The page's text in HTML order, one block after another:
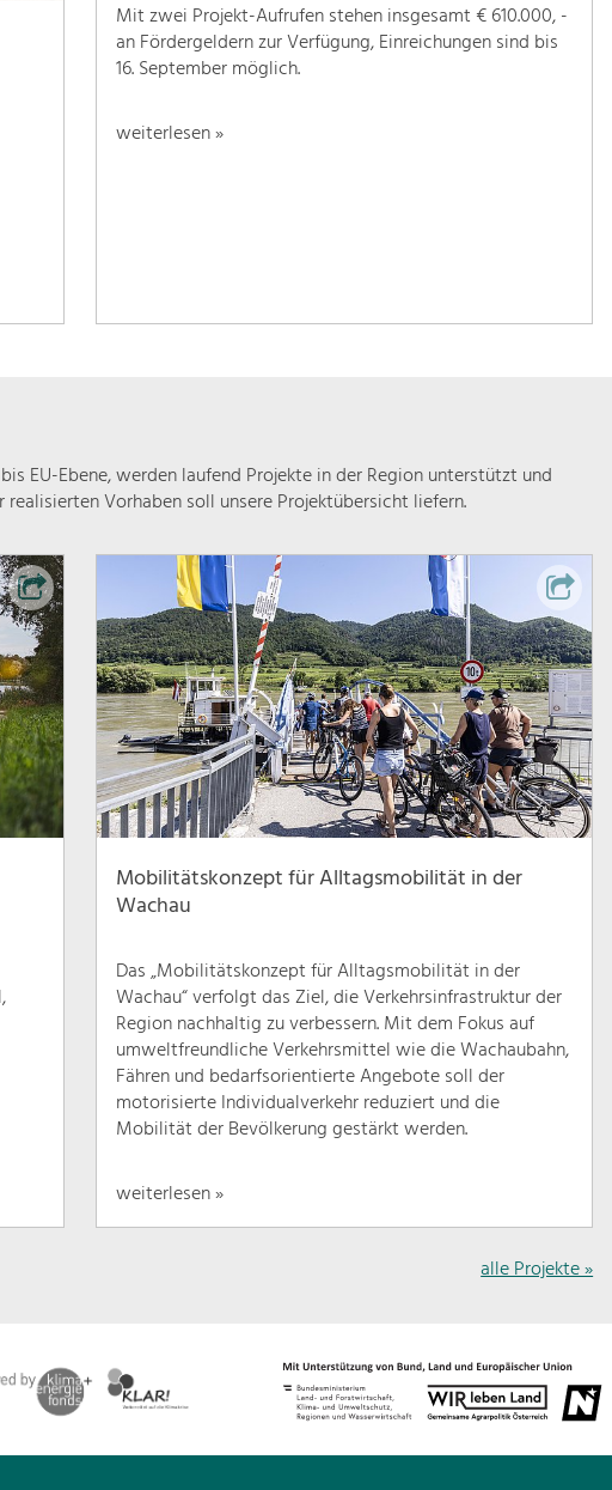
Mit zwei Projekt-Aufrufen stehen insgesamt € 610.000, -
an Fördergeldern zur Verfügung, Einreichungen sind bis
16. September möglich.
weiterlesen »
EU-Ebene, werden laufend Projekte in der Region unterstützt und
Vorhaben soll unsere Projektübersicht liefern.
Mobilitätskonzept für Alltagsmobilität in der
Wachau
Das „Mobilitätskonzept für Alltagsmobilität in der
Wachau“ verfolgt das Ziel, die Verkehrsinfrastruktur der
Region nachhaltig zu verbessern. Mit dem Fokus auf
umweltfreundliche Verkehrsmittel wie die Wachaubahn,
Fähren und bedarfsorientierte Angebote soll der
motorisierte Individualverkehr reduziert und die
Mobilität der Bevölkerung gestärkt werden.
weiterlesen »
alle Projekte »